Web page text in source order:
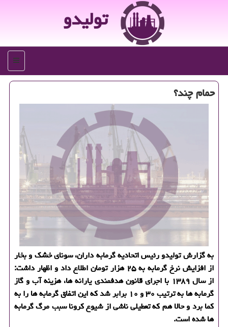
تولیدو
منو
حمام چند؟
به گزارش تولیدو رئیس اتحادیه گرمابه داران، سونای خشك و بخار
از افزایش نرخ گرمابه به ۲۵ هزار تومان اطلاع داد و اظهار داشت:
از سال ۱۳۸۹ با اجرای قانون هدفمندی یارانه ها، هزینه آب و گاز
گرمابه ها به ترتیب ۳۰ و ۱۰ برابر شد كه این اتفاق گرمابه ها را به
كما برد و حالا هم كه تعطیلی ناشی از شیوع كرونا سبب مرگ گرمابه
ها شده است.